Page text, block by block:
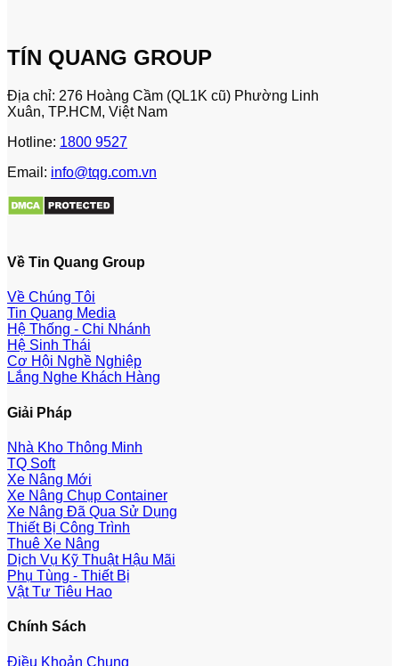
TÍN QUANG GROUP
Địa chỉ: 276 Hoàng Cầm (QL1K cũ) Phường Linh
Xuân, TP.HCM, Việt Nam
Hotline: 1800 9527
Email: info@tqg.com.vn
Về Tin Quang Group
Về Chúng Tôi
Tin Quang Media
Hệ Thống - Chi Nhánh
Hệ Sinh Thái
Cơ Hội Nghề Nghiệp
Lắng Nghe Khách Hàng
Giải Pháp
Nhà Kho Thông Minh
TQ Soft
Xe Nâng Mới
Xe Nâng Chụp Container
Xe Nâng Đã Qua Sử Dụng
Thiết Bị Công Trình
Thuê Xe Nâng
Dịch Vụ Kỹ Thuật Hậu Mãi
Phụ Tùng - Thiết Bị
Vật Tư Tiêu Hao
Chính Sách
Điều Khoản Chung